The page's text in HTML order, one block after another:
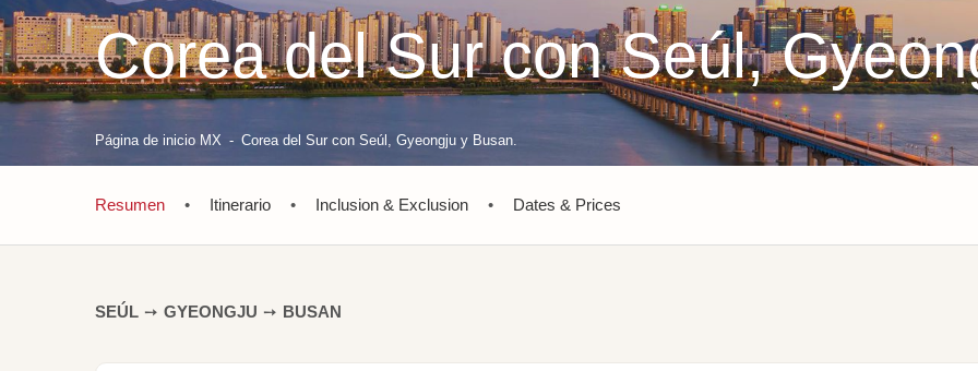
Corea del Sur con Seúl,
Página de inicio MX Corea del Sur con Seúl, Gyeongju y Busan.
Resumen • Itinerario • Inclusion & Exclusion • Dates & Prices
SEÚL ➙ GYEONGJU ➙ BUSAN